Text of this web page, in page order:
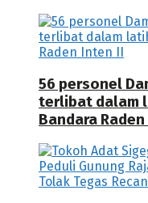
56 personel
terlibat dalam
Bandara